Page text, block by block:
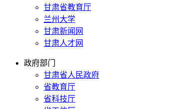
甘肃省教育厅
兰州大学
甘肃新闻网
甘肃人才网
政府部门
甘肃省人民政府
省教育厅
省科技厅